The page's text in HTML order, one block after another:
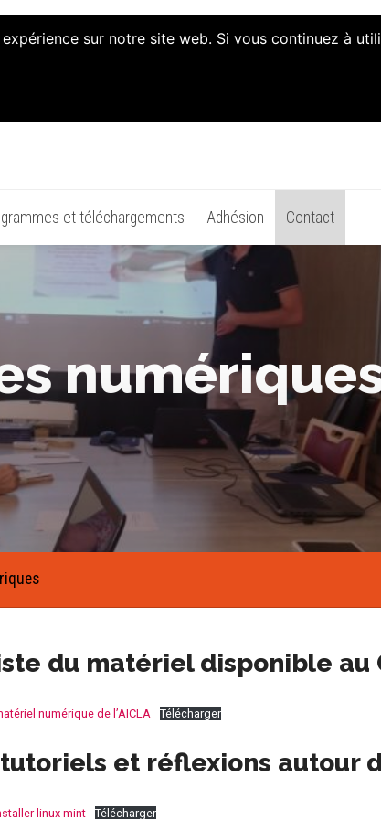
et téléchargements Adhésion Contact
du matériel disponible au
numérique de l’AICLA Télécharger
et réflexions autour
linux mint Télécharger
sur notre site web. Si vous continuez à